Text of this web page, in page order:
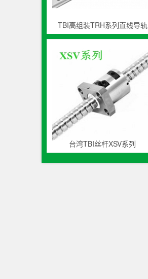
TBI高组装TRH系列直线导轨
台湾TBI丝杆XSV系列